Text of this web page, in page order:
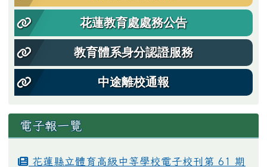
花蓮教育處處務公告
教育體系身分認證服務
中途離校通報
電子報一覽
花蓮縣立體育高級中等學校電子校刊第 61 期